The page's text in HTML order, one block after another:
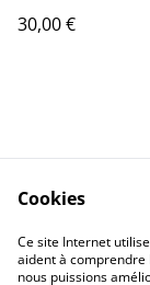
30,00 €
Cookies
Ce site Internet
aident à comprendre
nous puissions